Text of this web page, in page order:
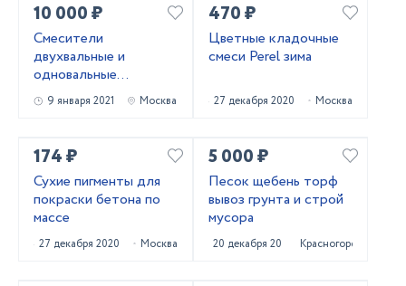
10 000 ₽
Смесители
двухвальные и
одновальные
С-3,С-6,С-12 торфа,
удобрений, кормов,
мела
9 января 2021 Москва
470 ₽
Цветные кладочные
смеси Perel зима
27 декабря 2020 Москва
174 ₽
Сухие пигменты для
покраски бетона по
массе
27 декабря 2020 Москва
5 000 ₽
Песок щебень торф
вывоз грунта и строй
мусора
20 декабря 2020 Красногорск